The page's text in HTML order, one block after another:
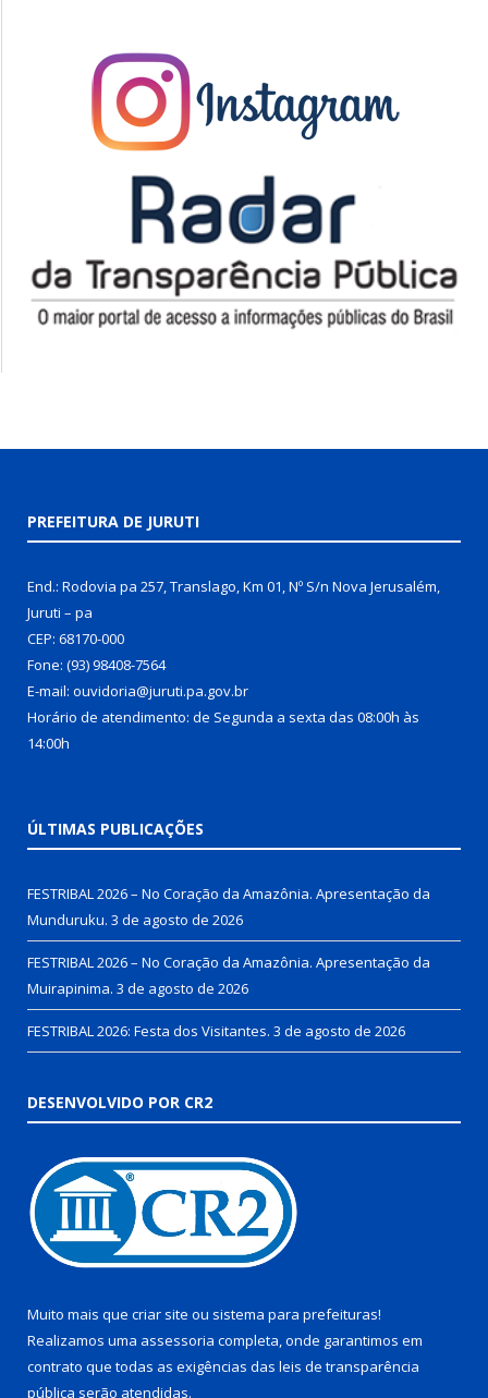
PREFEITURA DE JURUTI
End.: Rodovia pa 257, Translago, Km 01, Nº S/n Nova Jerusalém,
Juruti – pa
CEP: 68170-000
Fone: (93) 98408-7564
E-mail: ouvidoria@juruti.pa.gov.br
Horário de atendimento: de Segunda a sexta das 08:00h às
14:00h
ÚLTIMAS PUBLICAÇÕES
FESTRIBAL 2026 – No Coração da Amazônia. Apresentação da
Munduruku. 3 de agosto de 2026
FESTRIBAL 2026 – No Coração da Amazônia. Apresentação da
Muirapinima. 3 de agosto de 2026
FESTRIBAL 2026: Festa dos Visitantes. 3 de agosto de 2026
DESENVOLVIDO POR CR2
Muito mais que criar site ou sistema para prefeituras!
Realizamos uma assessoria completa, onde garantimos em
contrato que todas as exigências das leis de transparência
pública serão atendidas.